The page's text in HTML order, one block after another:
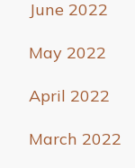
June 2022
May 2022
April 2022
March 2022